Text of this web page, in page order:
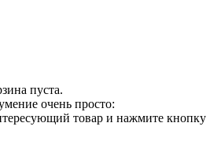
пуста.
очень просто:
товар и нажмите кнопку